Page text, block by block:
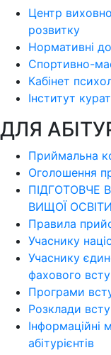
Центр
розвитку
Нормативні
Спортивно-
Кабінет
Інститут
ДЛЯ
Приймальна
Оголошення
ПІДГОТОВЧЕ
ВИЩОЇ
Правила
Учаснику
Учаснику
фахового
Програми
Розклади
Інформаційні
абітурієнтів